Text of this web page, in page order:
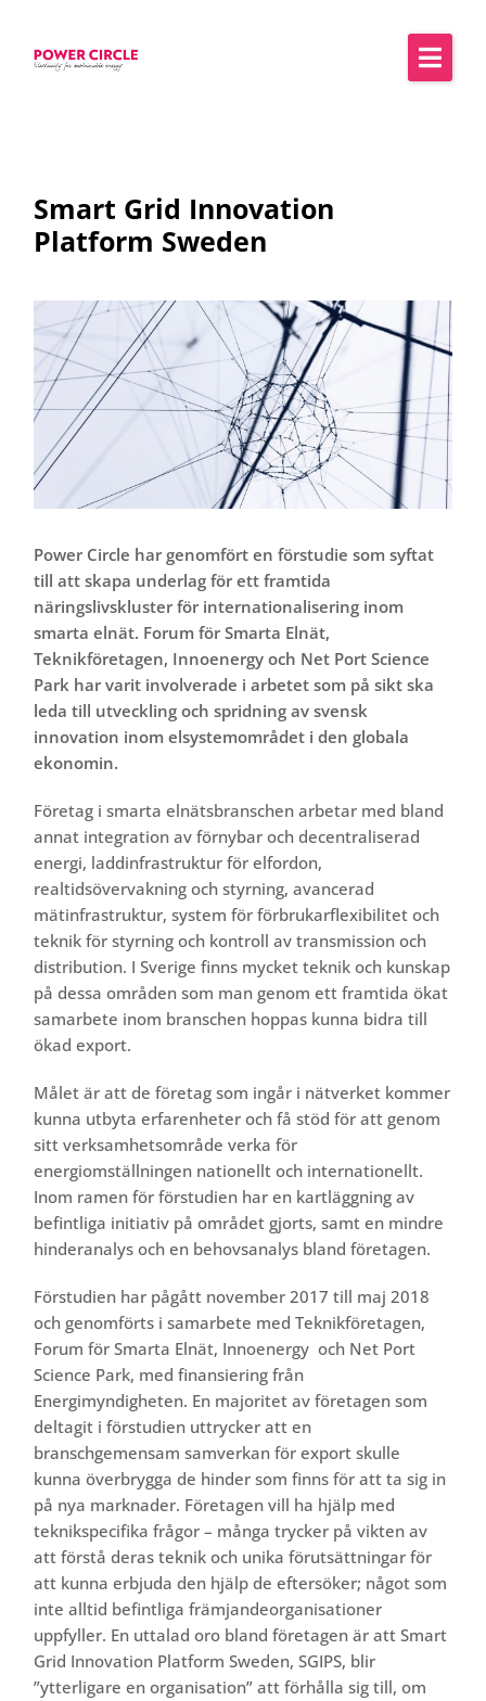
Smart Grid Innovation
Platform Sweden
Power Circle har genomfört en förstudie som syftat
till att skapa underlag för ett framtida
näringslivskluster för internationalisering inom
smarta elnät. Forum för Smarta Elnät,
Teknikföretagen, Innoenergy och Net Port Science
Park har varit involverade i arbetet som på sikt ska
leda till utveckling och spridning av svensk
innovation inom elsystemområdet i den globala
ekonomin.
Företag i smarta elnätsbranschen arbetar med bland
annat integration av förnybar och decentraliserad
energi, laddinfrastruktur för elfordon,
realtidsövervakning och styrning, avancerad
mätinfrastruktur, system för förbrukarflexibilitet och
teknik för styrning och kontroll av transmission och
distribution. I Sverige finns mycket teknik och kunskap
på dessa områden som man genom ett framtida ökat
samarbete inom branschen hoppas kunna bidra till
ökad export.
Målet är att de företag som ingår i nätverket kommer
kunna utbyta erfarenheter och få stöd för att genom
sitt verksamhetsområde verka för
energiomställningen nationellt och internationellt.
Inom ramen för förstudien har en kartläggning av
befintliga initiativ på området gjorts, samt en mindre
hinderanalys och en behovsanalys bland företagen.
Förstudien har pågått november 2017 till maj 2018
och genomförts i samarbete med Teknikföretagen,
Forum för Smarta Elnät, Innoenergy och Net Port
Science Park, med finansiering från
Energimyndigheten. En majoritet av företagen som
deltagit i förstudien uttrycker att en
branschgemensam samverkan för export skulle
kunna överbrygga de hinder som finns för att ta sig in
på nya marknader. Företagen vill ha hjälp med
teknikspecifika frågor – många trycker på vikten av
att förstå deras teknik och unika förutsättningar för
att kunna erbjuda den hjälp de eftersöker; något som
inte alltid befintliga främjandeorganisationer
uppfyller. En uttalad oro bland företagen är att Smart
Grid Innovation Platform Sweden, SGIPS, blir
”ytterligare en organisation” att förhålla sig till, om